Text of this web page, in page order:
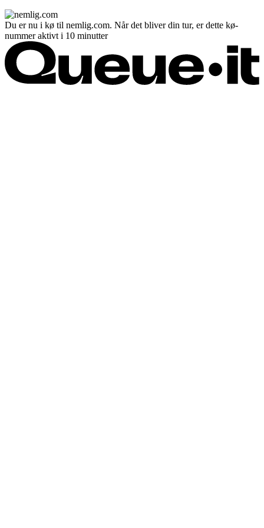
Du er nu i kø til nemlig.com. Når det bliver din tur, er dette kø-
nummer aktivt i 10 minutter